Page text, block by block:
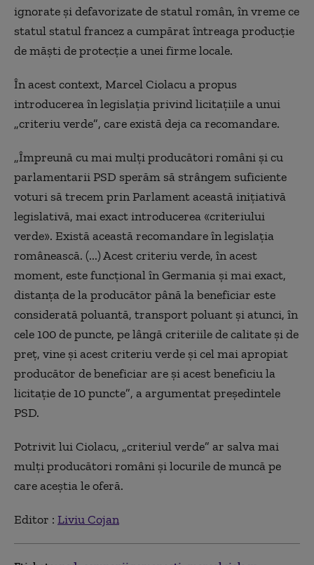
ignorate şi defavorizate de statul român, în vreme ce
statul statul francez a cumpărat întreaga producţie
de măşti de protecţie a unei firme locale.
În acest context, Marcel Ciolacu a propus
introducerea în legislaţia privind licitaţiile a unui
„criteriu verde”, care există deja ca recomandare.
„Împreună cu mai mulţi producători români şi cu
parlamentarii PSD sperăm să strângem suficiente
voturi să trecem prin Parlament această iniţiativă
legislativă, mai exact introducerea «criteriului
verde». Există această recomandare în legislaţia
românească. (...) Acest criteriu verde, în acest
moment, este funcţional în Germania şi mai exact,
distanţa de la producător până la beneficiar este
considerată poluantă, transport poluant şi atunci, în
cele 100 de puncte, pe lângă criteriile de calitate şi de
preţ, vine şi acest criteriu verde şi cel mai apropiat
producător de beneficiar are şi acest beneficiu la
licitaţie de 10 puncte”, a argumentat preşedintele
PSD.
Potrivit lui Ciolacu, „criteriul verde” ar salva mai
mulţi producători români şi locurile de muncă pe
care aceştia le oferă.
Editor : Liviu Cojan